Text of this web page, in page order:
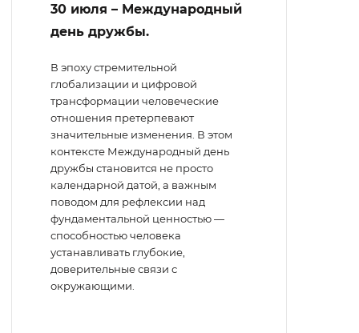
30 июля – Международный
день дружбы.
В эпоху стремительной
глобализации и цифровой
трансформации человеческие
отношения претерпевают
значительные изменения. В этом
контексте Международный день
дружбы становится не просто
календарной датой, а важным
поводом для рефлексии над
фундаментальной ценностью —
способностью человека
устанавливать глубокие,
доверительные связи с
окружающими.